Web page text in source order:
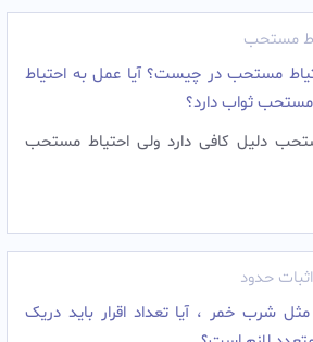
مستحب
مستحب در چیست؟ آیا عمل به احتیاط
ثواب دارد؟
دلیل کافی دارد ولی احتیاط مستحب
حدود
شرب خمر ، آیا تعداد اقرار باید دریک